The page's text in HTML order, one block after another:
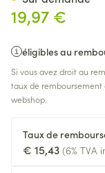
19,97 €
éligibles au
Si vous avez droit au
taux de
webshop.
Taux de
€ 15,43 (6% TVA